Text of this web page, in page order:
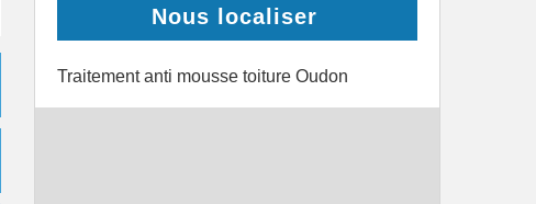
Nous localiser
Traitement anti mousse toiture Oudon